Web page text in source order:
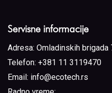
Servisne informacije
Adresa: Omladinskih brigada
Telefon: +381 11 3119470
Email: info@ecotech.rs